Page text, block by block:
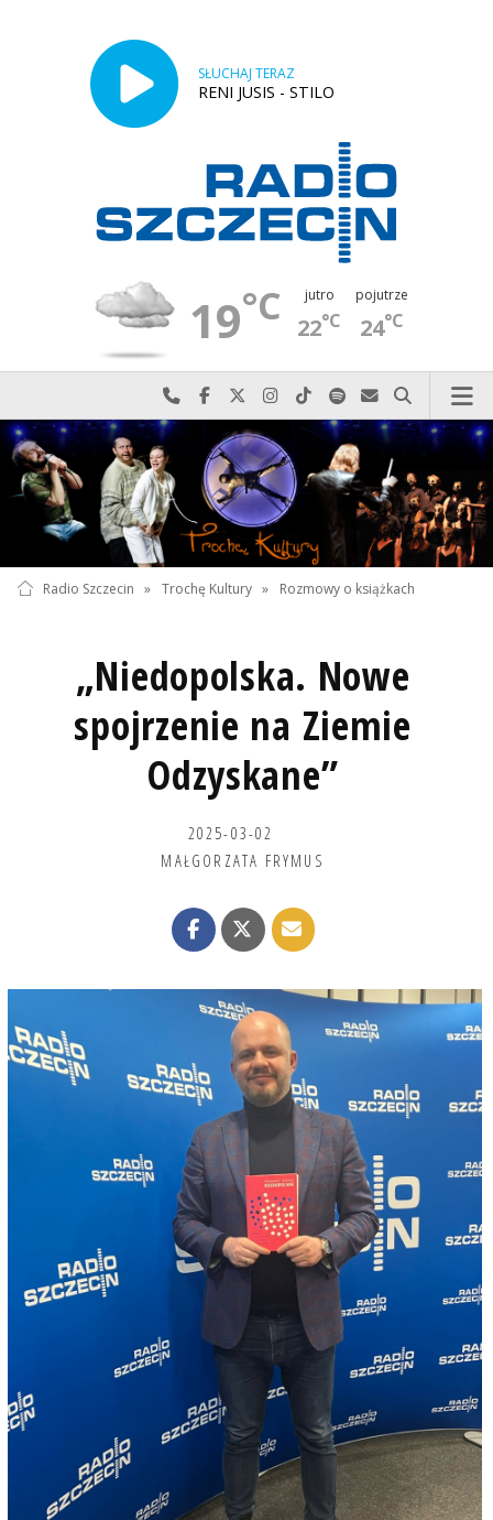
SŁUCHAJ TERAZ
RENI JUSIS - STILO
19°C jutro
22°C
pojutrze
24°C
Najlepiej po prostu do nas zadzwoń
Odwiedź nas na Facebook-u
Odwiedź nas na X
Odwiedź nas na Instagram-ie
Odwiedź nas na TikTok-u
Szukaj nas na Spotify
Wyślij do nas
Szukaj
Radio Szczecin » Trochę Kultury » Rozmowy o książkach
„Niedopolska. Nowe
spojrzenie na Ziemie
Odzyskane”
2025-03-02
MAŁGORZATA FRYMUS